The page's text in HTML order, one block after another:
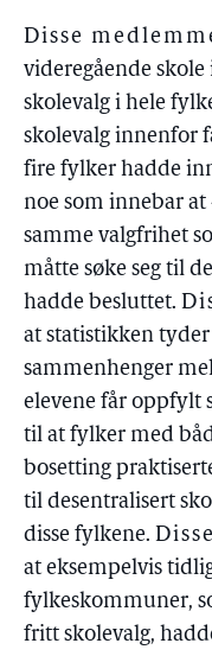
Disse
videregående
skolevalg i hele
skolevalg innenfor
fire fylker hadde
noe som innebar at
samme valgfrihet
måtte søke seg til
hadde besluttet.
at statistikken
sammenhenger
elevene får oppfylt
til at fylker med
bosetting
til desentralisert
disse fylkene.
at eksempelvis
fylkeskommuner,
fritt skolevalg,